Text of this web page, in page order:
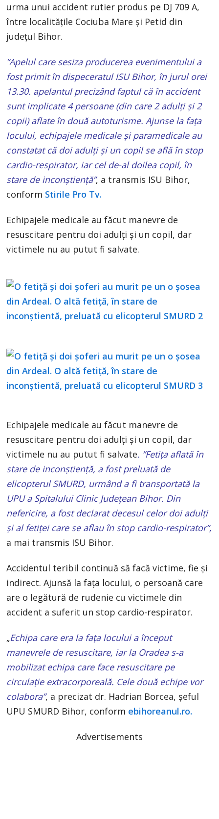
urma unui accident rutier produs pe DJ 709 A,
între localităţile Cociuba Mare şi Petid din
județul Bihor.
”Apelul care sesiza producerea evenimentului a
fost primit în dispeceratul ISU Bihor, în jurul orei
13.30. apelantul precizând faptul că în accident
sunt implicate 4 persoane (din care 2 adulţi şi 2
copii) aflate în două autoturisme. Ajunse la faţa
locului, echipajele medicale şi paramedicale au
constatat că doi adulţi şi un copil se află în stop
cardio-respirator, iar cel de-al doilea copil, în
stare de inconştienţă”, a transmis ISU Bihor,
conform Stirile Pro Tv.
Echipajele medicale au făcut manevre de
resuscitare pentru doi adulţi şi un copil, dar
victimele nu au putut fi salvate.
Echipajele medicale au făcut manevre de
resuscitare pentru doi adulţi şi un copil, dar
victimele nu au putut fi salvate. ”Fetiţa aflată în
stare de inconştienţă, a fost preluată de
elicopterul SMURD, urmând a fi transportată la
UPU a Spitalului Clinic Judeţean Bihor. Din
nefericire, a fost declarat decesul celor doi adulţi
şi al fetiţei care se aflau în stop cardio-respirator”,
a mai transmis ISU Bihor.
Accidentul teribil continuă să facă victime, fie și
indirect. Ajunsă la fața locului, o persoană care
are o legătură de rudenie cu victimele din
accident a suferit un stop cardio-respirator.
„Echipa care era la fața locului a început
manevrele de resuscitare, iar la Oradea s-a
mobilizat echipa care face resuscitare pe
circulaţie extracorporeală. Cele două echipe vor
colabora”, a precizat dr. Hadrian Borcea, șeful
UPU SMURD Bihor, conform ebihoreanul.ro.
Advertisements